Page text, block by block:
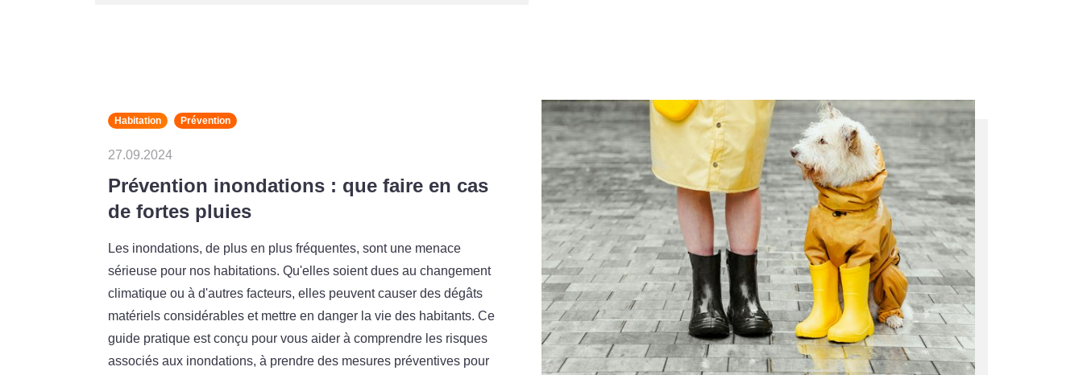
Habitation Prévention
27.09.2024
Prévention inondations : que faire en cas
de fortes pluies
Les inondations, de plus en plus fréquentes, sont une menace
sérieuse pour nos habitations. Qu'elles soient dues au changement
climatique ou à d'autres facteurs, elles peuvent causer des dégâts
matériels considérables et mettre en danger la vie des habitants. Ce
guide pratique est conçu pour vous aider à comprendre les risques
associés aux inondations, à prendre des mesures préventives pour